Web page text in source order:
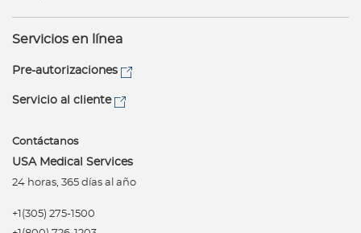
Servicios en línea
Pre-autorizaciones
Servicio al cliente
Contáctanos
USA Medical Services
24 horas, 365 días al año
+1(305) 275-1500